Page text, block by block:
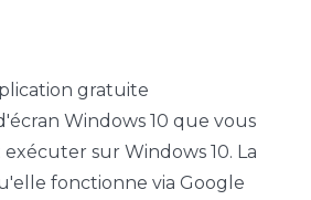
gratuite
Windows 10 que vous
sur Windows 10. La
fonctionne via Google